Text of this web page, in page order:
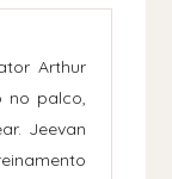
Arthur
no palco,
Jeevan